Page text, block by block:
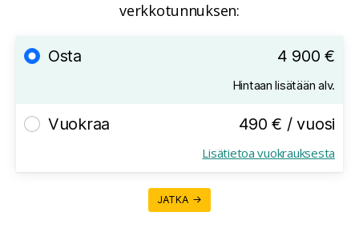
verkkotunnuksen:
Osta 4 900 €
Hintaan lisätään alv.
Vuokraa 490 € / vuosi
Lisätietoa vuokrauksesta
JATKA →